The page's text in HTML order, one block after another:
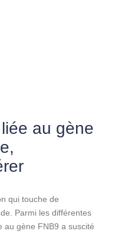
au gène
qui touche de
Parmi les différentes
au gène FNB9 a suscité